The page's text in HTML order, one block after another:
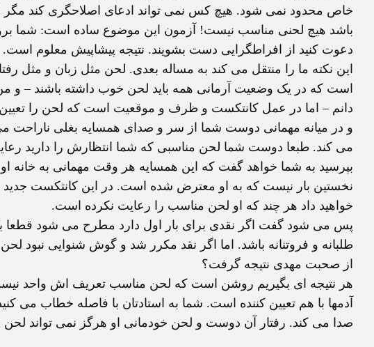
خاص محدود نمی شود. هیچ کس نمی تواند ادعای اصلاحگری کند مگر
باشد هیچ لحنی مناسب نیست! آزمون این موضوع ساده است: شما بروید
دعوت کنید از افراطگرایی دست بشویند. نتیجه پیشاپیش معلوم است.
این نکته ما را منتقل می کند به مساله بعدی. لحن مثل زبان و
است که در یک وضعیت آرمانی همه باید لحن خوب داشته باشند – و
دانم – اما در عمل کانتکست و ظرف و موقعیت است که لحن را
و در میانه مهمانی دوست شما از سر و صدای همسایه بغلی ناراحت
می کند. طبعا دوست شما لحن مناسبی که شما انتظارش را دارید
بپرسید به شما خواهد گفت که این همسایه هر وقت مهمانی به خانه او
نخستین بار نیست که به او معترض شده است. در این کانتکست جدید
خواهید داد هر چند که او لحن مناسب را رعایت نکرده است.
پس می شود گفت اگر نقدی برای بار اول دارد مطرح می شود قطعا
طلبانه و فروتنانه باشد. اما اگر نقد مکرر شد و گوش شنوایی نبود
از صحبت مهدی نتیجه گرفت؟
هر نتیجه ای بگیریم روشن است که لحن مناسب تعریف اش واحد
آدمها با هم تعیین کننده است. شما به استادتان با فاصله خطاب می
صدا می کند. رفتار آن دوست و لحن خودمانی او هرگز نمی تواند لحن